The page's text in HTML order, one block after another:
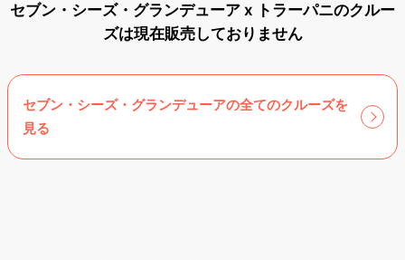
セブン・シーズ・グランデューア x トラーパニのクルー
ズは現在販売しておりません
セブン・シーズ・グランデューアの全てのクルーズを
見る